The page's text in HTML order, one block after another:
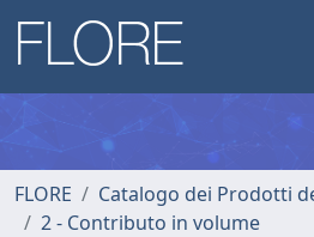
FLORE
Catalogo dei Prodotti
2 - Contributo in volume